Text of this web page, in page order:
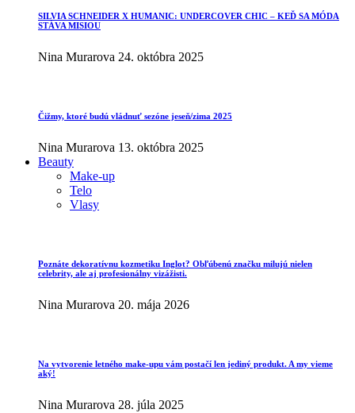
SILVIA SCHNEIDER X HUMANIC: UNDERCOVER CHIC – KEĎ SA MÓDA
STÁVA MISIOU
Nina Murarova 24. októbra 2025
Čižmy, ktoré budú vládnuť sezóne jeseň/zima 2025
Nina Murarova 13. októbra 2025
Beauty
Make-up
Telo
Vlasy
Poznáte dekoratívnu kozmetiku Inglot? Obľúbenú značku milujú nielen
celebrity, ale aj profesionálny vizážisti.
Nina Murarova 20. mája 2026
Na vytvorenie letného make-upu vám postačí len jediný produkt. A my vieme
aký!
Nina Murarova 28. júla 2025